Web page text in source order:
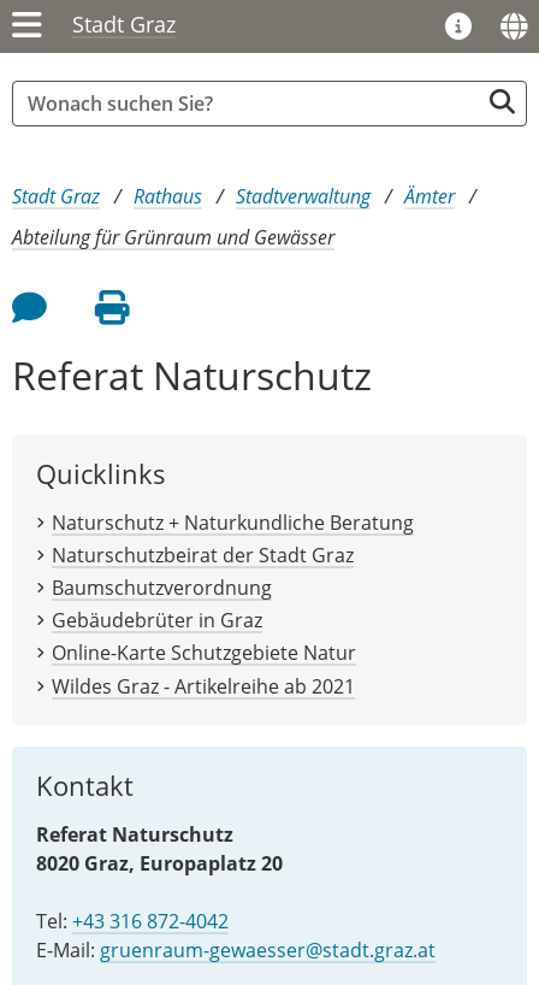
Stadt Graz
Sie sind hier:
Stadt Graz Rathaus Stadtverwaltung
Ämter
Abteilung für Grünraum und Gewässer
Feedback an Autor
Seite drucken
Referat Naturschutz
Quicklinks
Naturschutz + Naturkundliche Beratung
Naturschutzbeirat der Stadt Graz
Baumschutzverordnung
Gebäudebrüter in Graz
Online-Karte Schutzgebiete Natur
Wildes Graz - Artikelreihe ab 2021
Kontakt
Referat Naturschutz
8020 Graz, Europaplatz 20
Tel: +43 316 872-4042
E-Mail: gruenraum-gewaesser@stadt.graz.at